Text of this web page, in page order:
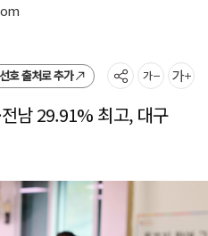
호 출처로 추가
남 29.91% 최고, 대구